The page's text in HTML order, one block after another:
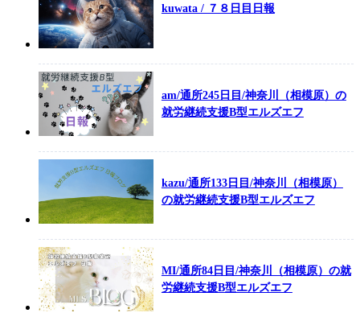
kuwata / ７８日目日報
am/通所245日目/神奈川（相模原）の
就労継続支援B型エルズエフ
kazu/通所133日目/神奈川（相模原）
の就労継続支援B型エルズエフ
MI/通所84日目/神奈川（相模原）の就
労継続支援B型エルズエフ